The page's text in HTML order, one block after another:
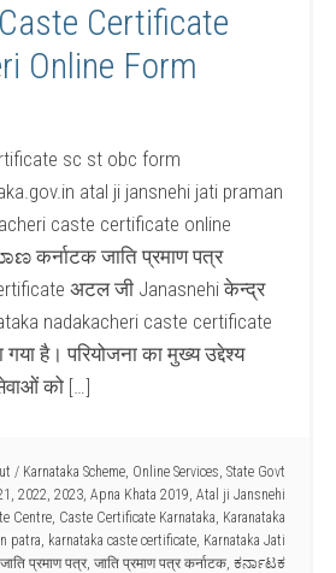
Certificate
Online Form
sc st obc form
atal ji jansnehi jati praman
caste certificate online
कर्नाटक जाति प्रमाण पत्र
अटल जी Janasnehi केन्द्र
nadakacheri caste certificate
गया है। परियोजना का मुख्य उद्देश्य
को […]
/ Karnataka Scheme, Online Services, State Govt
, 2022, 2023, Apna Khata 2019, Atal ji Jansnehi
Centre, Caste Certificate Karnataka, Karanataka
patra, karnataka caste certificate, Karnataka Jati
प्रमाण पत्र, जाति प्रमाण पत्र कर्नाटक, ಕರ್ನಾಟಕ